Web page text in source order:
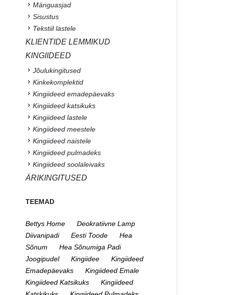
Mänguasjad
Sisustus
Tekstiil lastele
KLIENTIDE LEMMIKUD
KINGIIDEED
Jõulukingitused
Kinkekomplektid
Kingiideed emadepäevaks
Kingiideed katsikuks
Kingiideed lastele
Kingiideed meestele
Kingiideed naistele
Kingiideed pulmadeks
Kingiideed soolaleivaks
ÄRIKINGITUSED
TEEMAD
Bettys Home
Deokratiivne Lamp
Diivanipadi
Eesti Toode
Hea
Sõnum
Hea Sõnumiga Padi
Joogipudel
Kingiidee
Kingiideed
Emadepäevaks
Kingiideed Emale
Kingiideed Katsikuks
Kingiideed